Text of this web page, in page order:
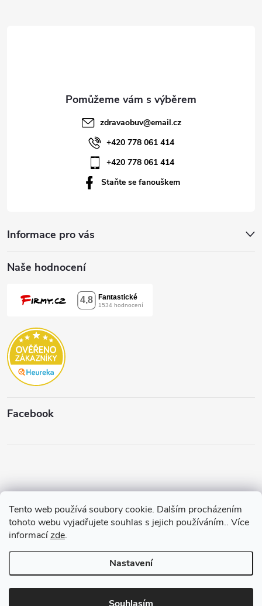
Tento web používá soubory cookie. Dalším procházením
tohoto webu vyjadřujete souhlas s jejich používáním.. Více
informacízde.
Nastavení
Informace pro vás
Naše hodnocení
Facebook
zdravaobuv@email.cz
+420 778 061 414
+420 778 061 414
Staňte se fanouškem
Vytvořil a spravuje Pohání Shoptet
Copyright 2026 Štěpánková & C. . Všechna práva vyhrazena.
Upravit
nastavení cookies